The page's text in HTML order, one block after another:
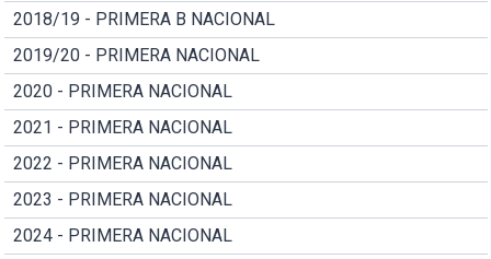
2018/19 - PRIMERA B NACIONAL
2019/20 - PRIMERA NACIONAL
2020 - PRIMERA NACIONAL
2021 - PRIMERA NACIONAL
2022 - PRIMERA NACIONAL
2023 - PRIMERA NACIONAL
2024 - PRIMERA NACIONAL